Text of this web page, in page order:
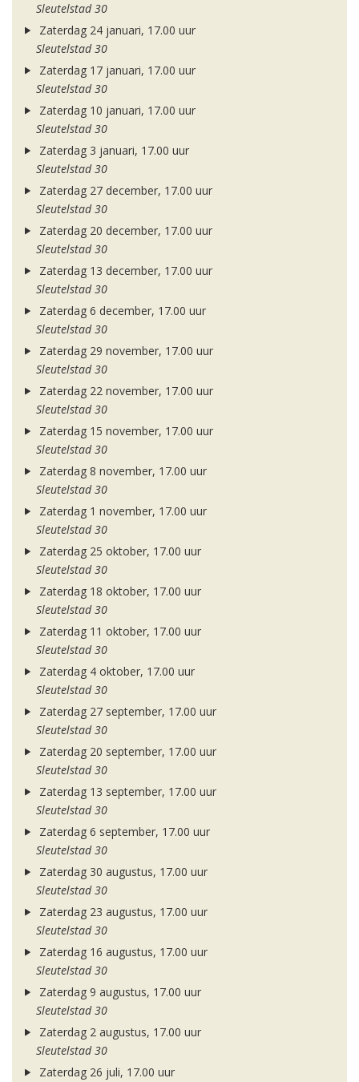
Sleutelstad 30
Zaterdag 24 januari, 17.00 uur
Sleutelstad 30
Zaterdag 17 januari, 17.00 uur
Sleutelstad 30
Zaterdag 10 januari, 17.00 uur
Sleutelstad 30
Zaterdag 3 januari, 17.00 uur
Sleutelstad 30
Zaterdag 27 december, 17.00 uur
Sleutelstad 30
Zaterdag 20 december, 17.00 uur
Sleutelstad 30
Zaterdag 13 december, 17.00 uur
Sleutelstad 30
Zaterdag 6 december, 17.00 uur
Sleutelstad 30
Zaterdag 29 november, 17.00 uur
Sleutelstad 30
Zaterdag 22 november, 17.00 uur
Sleutelstad 30
Zaterdag 15 november, 17.00 uur
Sleutelstad 30
Zaterdag 8 november, 17.00 uur
Sleutelstad 30
Zaterdag 1 november, 17.00 uur
Sleutelstad 30
Zaterdag 25 oktober, 17.00 uur
Sleutelstad 30
Zaterdag 18 oktober, 17.00 uur
Sleutelstad 30
Zaterdag 11 oktober, 17.00 uur
Sleutelstad 30
Zaterdag 4 oktober, 17.00 uur
Sleutelstad 30
Zaterdag 27 september, 17.00 uur
Sleutelstad 30
Zaterdag 20 september, 17.00 uur
Sleutelstad 30
Zaterdag 13 september, 17.00 uur
Sleutelstad 30
Zaterdag 6 september, 17.00 uur
Sleutelstad 30
Zaterdag 30 augustus, 17.00 uur
Sleutelstad 30
Zaterdag 23 augustus, 17.00 uur
Sleutelstad 30
Zaterdag 16 augustus, 17.00 uur
Sleutelstad 30
Zaterdag 9 augustus, 17.00 uur
Sleutelstad 30
Zaterdag 2 augustus, 17.00 uur
Sleutelstad 30
Zaterdag 26 juli, 17.00 uur